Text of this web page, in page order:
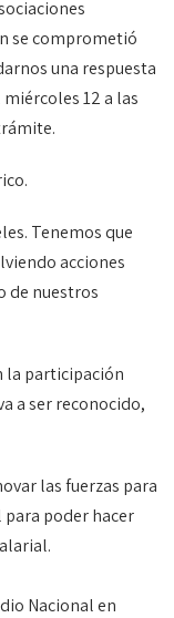
se comprometió
una respuesta
12 a las
Tenemos que
acciones
de nuestros
la participación
a ser reconocido,
las fuerzas para
poder hacer
Nacional en